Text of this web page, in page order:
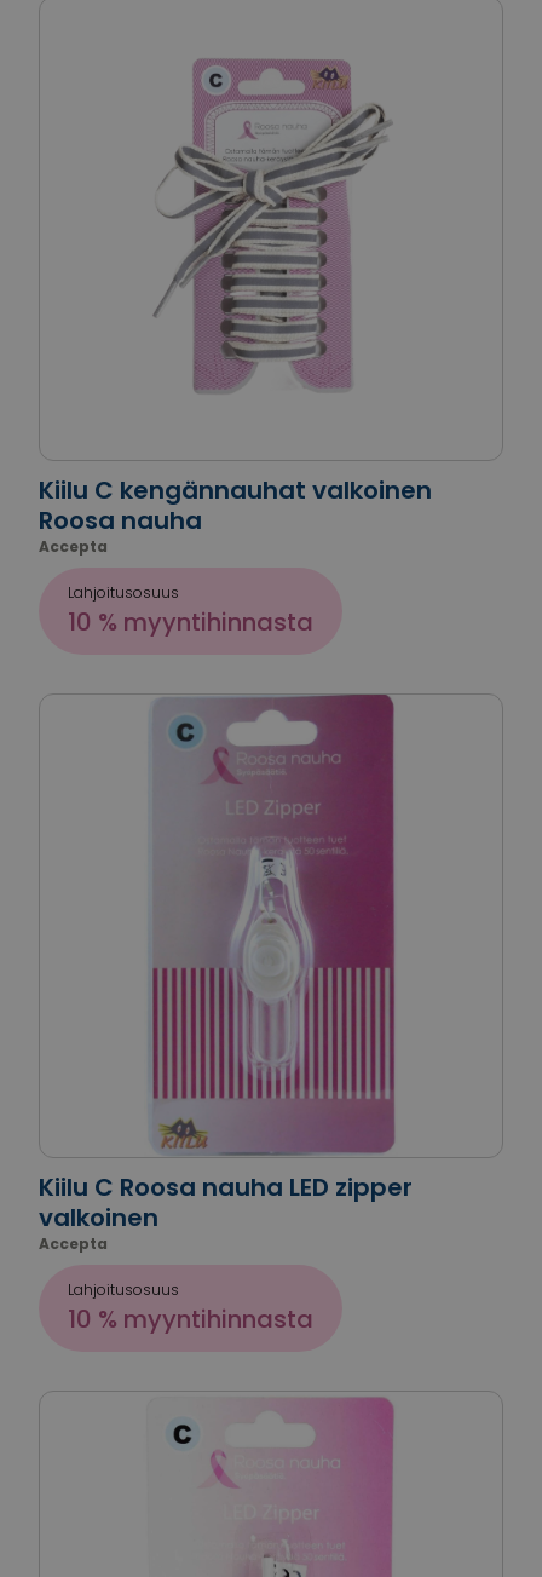
Kiilu C kengännauhat valkoinen
Roosa nauha
Accepta
Lahjoitusosuus
10 % myyntihinnasta
Kiilu C Roosa nauha LED zipper
valkoinen
Accepta
Lahjoitusosuus
10 % myyntihinnasta